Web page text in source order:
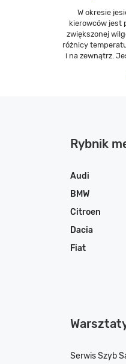
W okresie
kierowców jest
zwiększonej
różnicy
i na zewnątrz.
Rybnik
Audi
BMW
Citroen
Dacia
Fiat
Serwis Szyb